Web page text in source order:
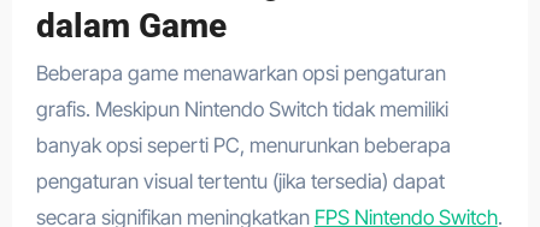
dalam Game
Beberapa game menawarkan opsi pengaturan
grafis. Meskipun Nintendo Switch tidak memiliki
banyak opsi seperti PC, menurunkan beberapa
pengaturan visual tertentu (jika tersedia) dapat
secara signifikan meningkatkan FPS Nintendo Switch.